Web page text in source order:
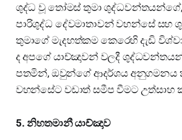
ශුද්ධ වූ තෝමස් තුමා
පාරිශුද්ධ දේවමාතාවන් වහන්සේ
තුමාගේ මැදහත්කම කෙරෙහි දැඩි
ද අපගේ යාච්ඤාවන් වලදී
පතමින්, ඔවුන්ගේ ආදර්ශය අනුගමනය
වහන්සේට වඩාත් සමීප වීමට උත්සාහ
5. නිහතමානී යාච්ඤාව